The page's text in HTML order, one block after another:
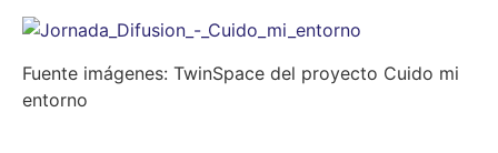
Fuente imágenes: TwinSpace del proyecto Cuido mi
entorno